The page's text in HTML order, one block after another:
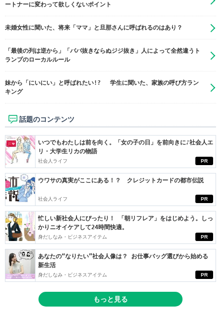
ートナーに変わって欲しくないポイント
未婚女性に聞いた、将来「ママ」と旦那さんに呼ばれるのはあり？
「最後の列は逆から」「ババ抜きならぬジジ抜き」人によって全然違うト
ランプのローカルルール
妹から「にいにい」と呼ばれたい!? 学生に聞いた、家族の呼び方ラン
キング
話題のコンテンツ
PR
いつでもわたしは前を向く。「女の子の日」を前向きに♪社会人エ
リ・大学生リカの物語
社会人ライフ
PR
ウワサの真実がここにある！？ クレジットカードの都市伝説
社会人ライフ
PR
忙しい新社会人にぴったり！ 「朝リフレア」をはじめよう。しっ
かりニオイケアして24時間快適。
身だしなみ・ビジネスアイテム
PR
あなたの“なりたい”社会人像は？ お仕事バッグ選びから始める
新生活
身だしなみ・ビジネスアイテム
もっと見る